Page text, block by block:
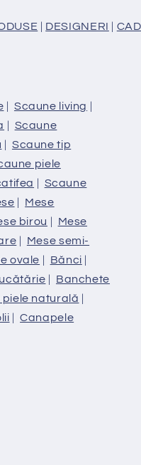
| DESIGNERI |
| Scaune living |
| Scaune
| Scaune tip
piele
| Scaune
| Mese
birou | Mese
| Mese semi-
ovale | Bănci |
| Banchete
piele naturală |
|Canapele